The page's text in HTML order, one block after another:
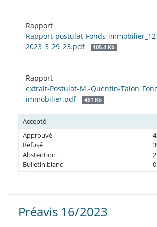
Rapport
Rapport-postulat-Fonds-
2023_3_29_23.pdf
105.4 Kb
Rapport
extrait-Postulat-M.-Quentin-
immobilier.pdf
451 Kb
Accepté
Approuvé
Refusé
Abstention
2
Bulletin blanc
0
Préavis 16/2023